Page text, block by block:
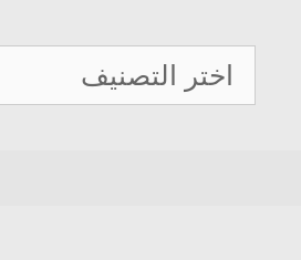
دليل
هواتف